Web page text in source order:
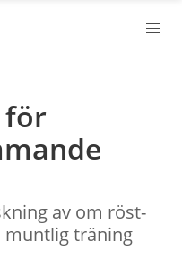
för
av om röst-
muntlig träning